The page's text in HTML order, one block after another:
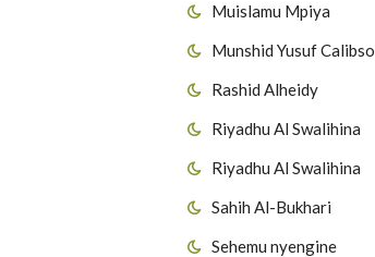
Muislamu Mpiya
Munshid Yusuf Calibso
Rashid Alheidy
Riyadhu Al Swalihina
Riyadhu Al Swalihina
Sahih Al-Bukhari
Sehemu nyengine